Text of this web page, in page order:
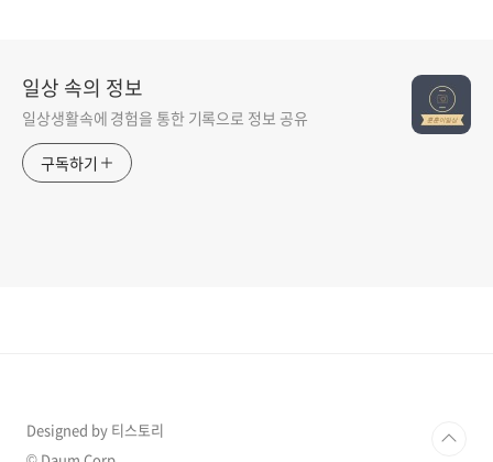
일상 속의 정보
일상생활속에 경험을 통한 기록으로 정보 공유
구독하기
Designed by 티스토리